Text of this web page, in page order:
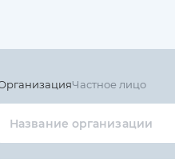
Частное лицо
Название организации